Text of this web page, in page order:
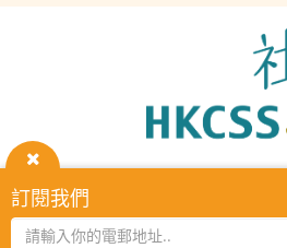
關
閉
訂閱我們
HKCSS Institute主頁
2026 © The Hong Kong Council of